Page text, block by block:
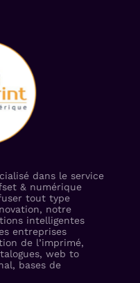
dans le service
& numérique
tout type
notre
intelligentes
entreprises
de l’imprimé,
web to
bases de